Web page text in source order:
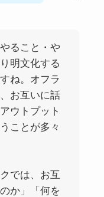
ること・や
明文化する
ね。オフラ
お互いに話
ウトプット
ことが多々
では、お互
か」「何を